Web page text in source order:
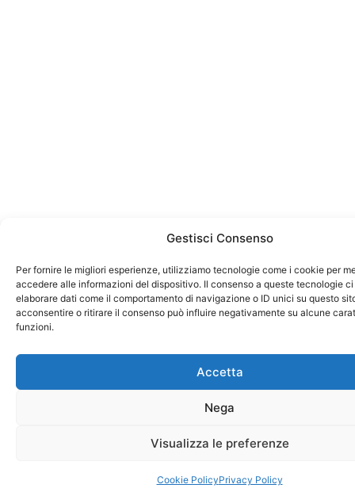
Gestisci Consenso
Per fornire le migliori esperienze, utilizziamo tecnologie come i cookie per
accedere alle informazioni del dispositivo. Il consenso a queste tecnologie
elaborare dati come il comportamento di navigazione o ID unici su questo
acconsentire o ritirare il consenso può influire negativamente su alcune
funzioni.
Accetta
Nega
Visualizza le preferenze
Cookie PolicyPrivacy Policy